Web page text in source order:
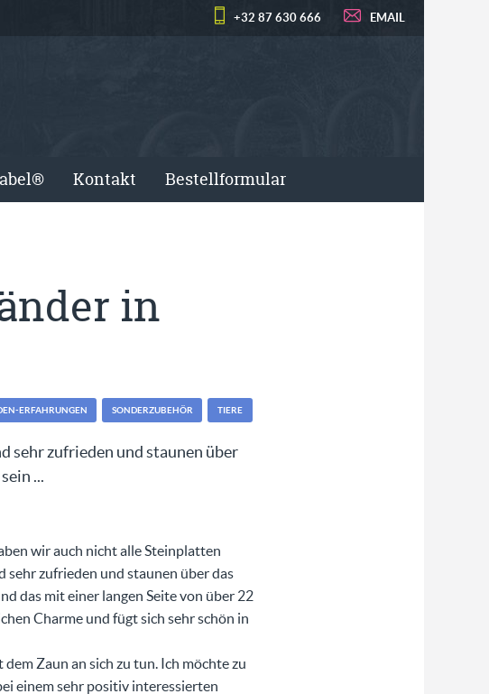
+32 87 630 666 EMAIL
Kontakt Bestellformular
in
ERFAHRUNGEN SONDERZUBEHÖR TIERE
sehr zufrieden und staunen über
...
wir auch nicht alle Steinplatten
sehr zufrieden und staunen über das
das mit einer langen Seite von über 22
Charme und fügt sich sehr schön in
Zaun an sich zu tun. Ich möchte zu
einem sehr positiv interessierten